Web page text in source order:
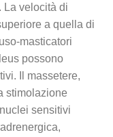
. La velocità di
a quella di
masticatori
possono
Il massetere,
stimolazione
sensitivi